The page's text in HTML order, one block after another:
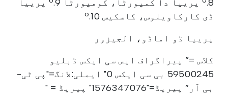
8.º پرییا دا کمپورٹا، کومپورٹا 9.º پرییا
ڈی کارکاویلوس، کاسکیس 10.º
پرییا ڈو اماڈو، الجیزور
کلاس =” پیراگراف ایس سی ایکس ڈبلیو
59500245 بی سی ایکس 0" ایملی:لانگ="پی ٹی-
بی آر” پیریڈ="1576347076" پیریڈ = "